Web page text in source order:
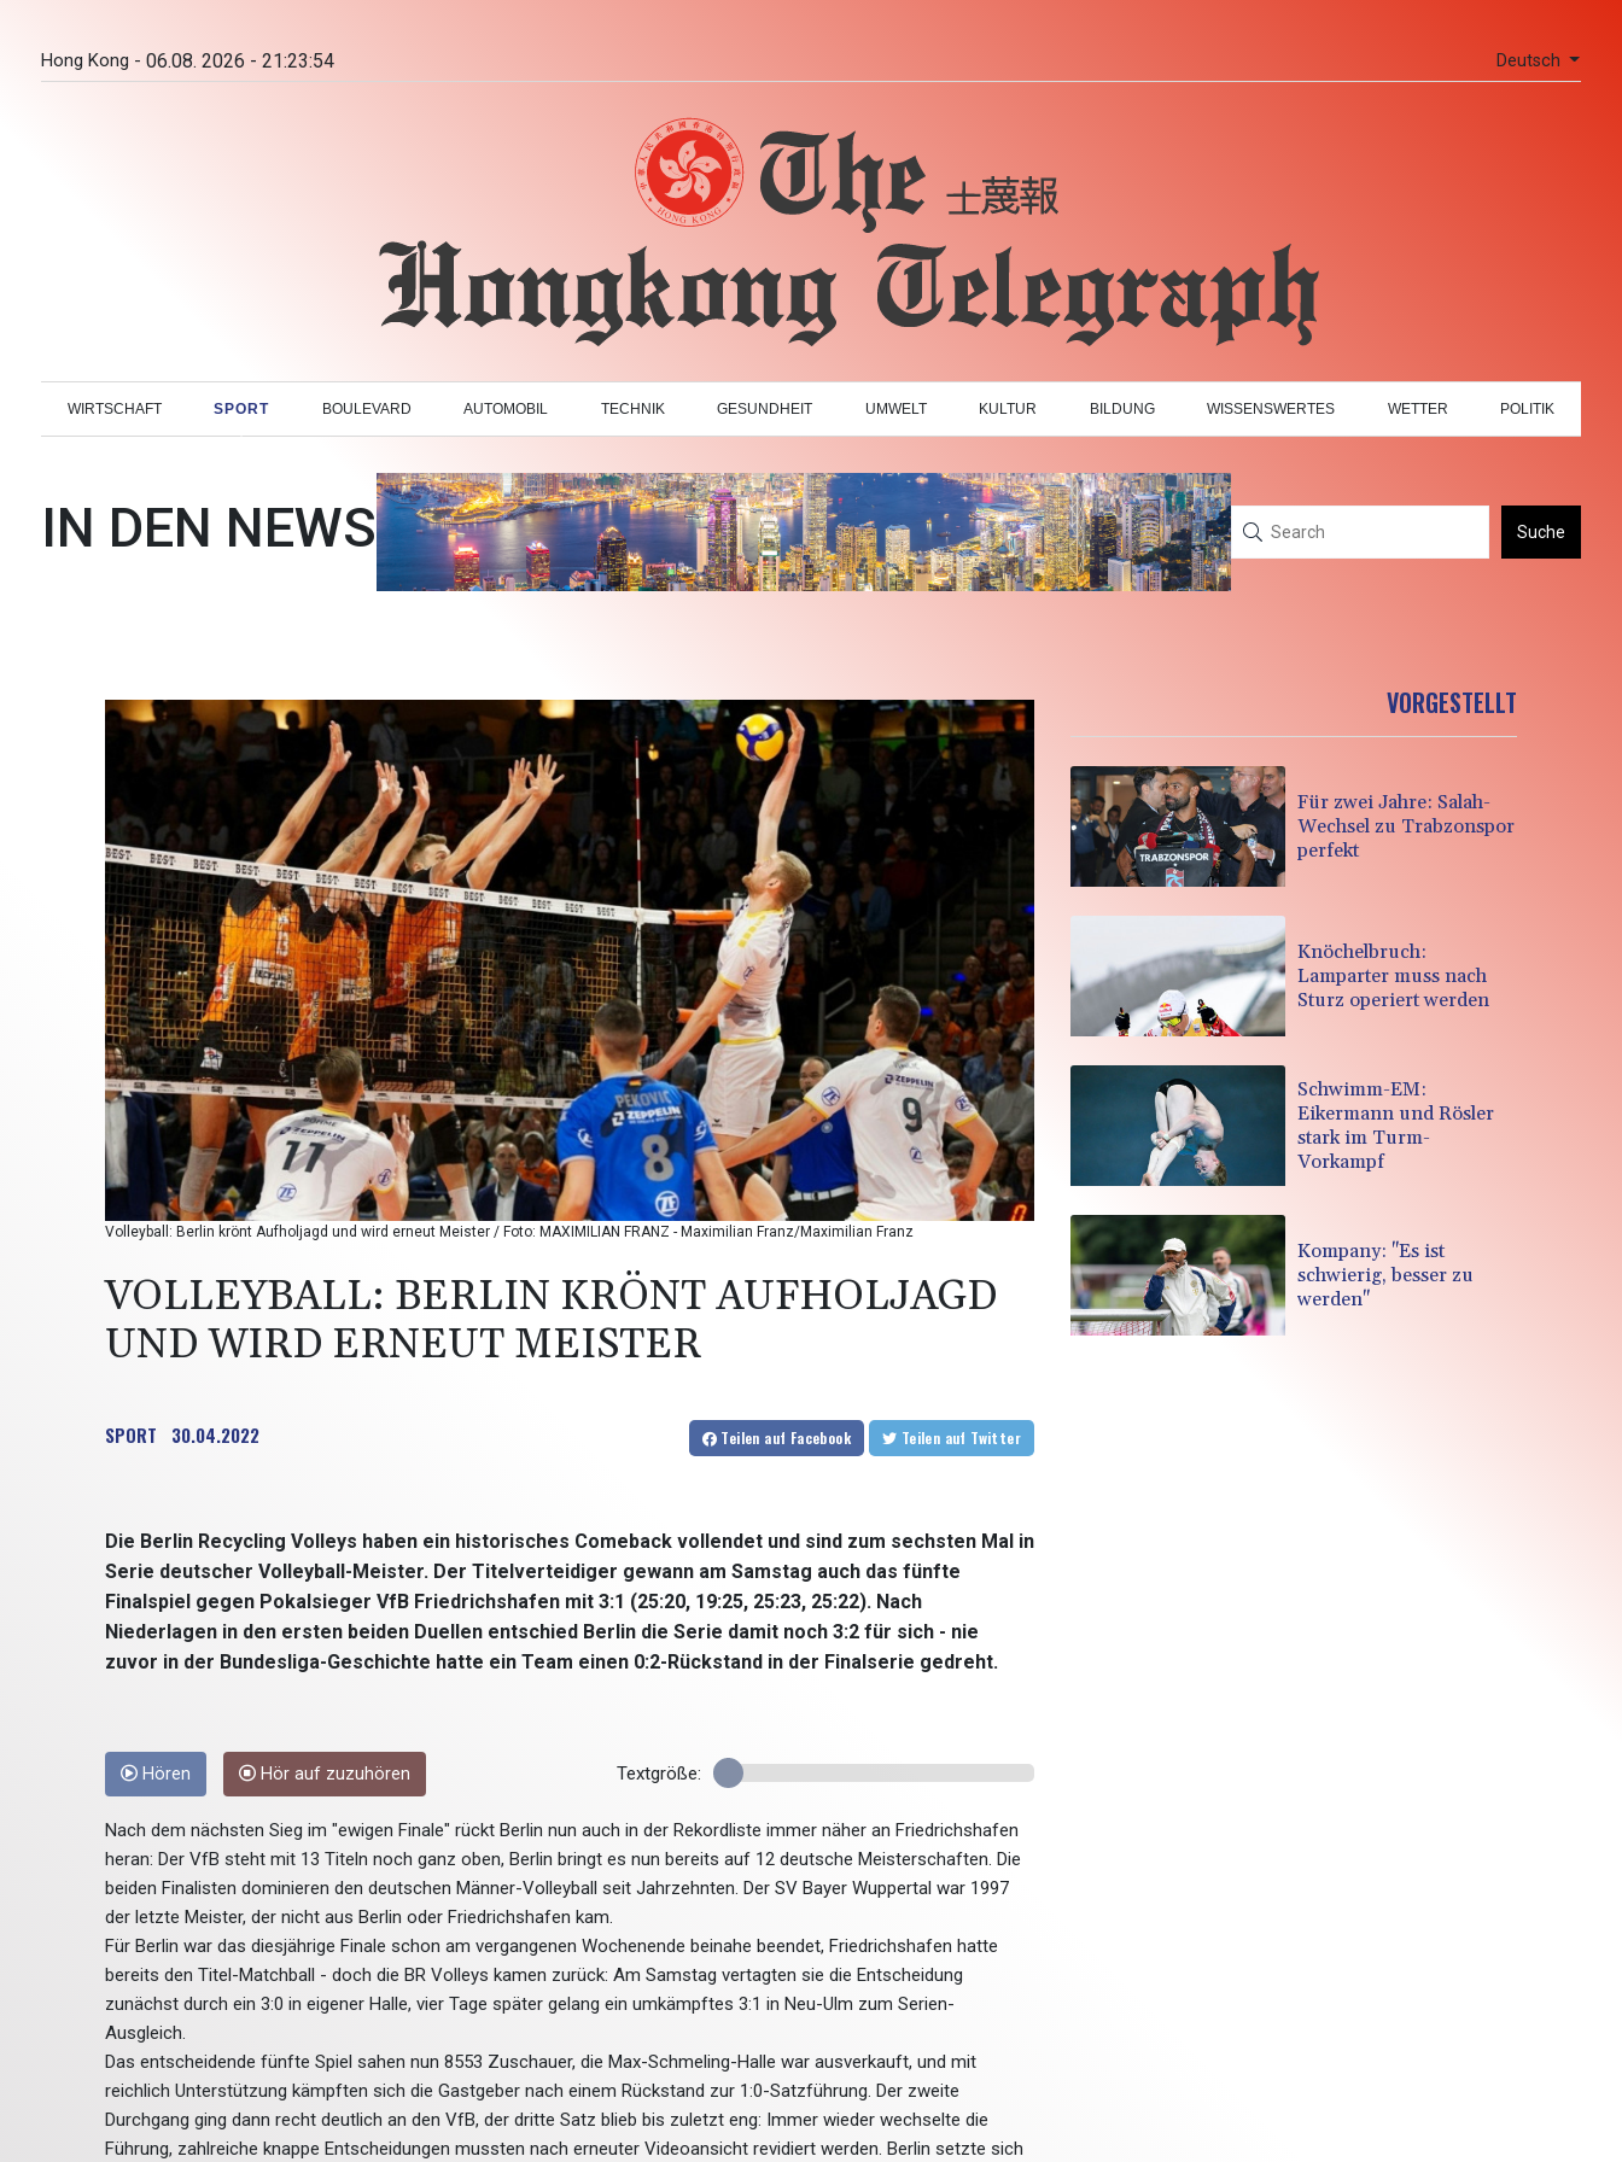
Hong Kong - 06.08. 2026 - 21:23:55 Deutsch
WIRTSCHAFT SPORT BOULEVARD AUTOMOBIL TECHNIK GESUNDHEIT UMWELT KULTUR BILDUNG WISSENSWERTES WETTER POLITIK
IN DEN NEWS Suche
Volleyball: Berlin krönt Aufholjagd und wird erneut Meister / Foto: MAXIMILIAN FRANZ - Maximilian Franz/Maximilian Franz
VOLLEYBALL: BERLIN KRÖNT AUFHOLJAGD
UND WIRD ERNEUT MEISTER
SPORT 30.04.2022 Teilen auf Facebook Teilen auf Twitter
Die Berlin Recycling Volleys haben ein historisches Comeback vollendet und sind zum sechsten Mal in
Serie deutscher Volleyball-Meister. Der Titelverteidiger gewann am Samstag auch das fünfte
Finalspiel gegen Pokalsieger VfB Friedrichshafen mit 3:1 (25:20, 19:25, 25:23, 25:22). Nach
Niederlagen in den ersten beiden Duellen entschied Berlin die Serie damit noch 3:2 für sich - nie
zuvor in der Bundesliga-Geschichte hatte ein Team einen 0:2-Rückstand in der Finalserie gedreht.
Hören Hör auf zuzuhören Textgröße:
Nach dem nächsten Sieg im "ewigen Finale" rückt Berlin nun auch in der Rekordliste immer näher an Friedrichshafen
heran: Der VfB steht mit 13 Titeln noch ganz oben, Berlin bringt es nun bereits auf 12 deutsche Meisterschaften. Die
beiden Finalisten dominieren den deutschen Männer-Volleyball seit Jahrzehnten. Der SV Bayer Wuppertal war 1997
der letzte Meister, der nicht aus Berlin oder Friedrichshafen kam.
Für Berlin war das diesjährige Finale schon am vergangenen Wochenende beinahe beendet, Friedrichshafen hatte
bereits den Titel-Matchball - doch die BR Volleys kamen zurück: Am Samstag vertagten sie die Entscheidung
zunächst durch ein 3:0 in eigener Halle, vier Tage später gelang ein umkämpftes 3:1 in Neu-Ulm zum Serien-
Ausgleich.
Das entscheidende fünfte Spiel sahen nun 8553 Zuschauer, die Max-Schmeling-Halle war ausverkauft, und mit
reichlich Unterstützung kämpften sich die Gastgeber nach einem Rückstand zur 1:0-Satzführung. Der zweite
Durchgang ging dann recht deutlich an den VfB, der dritte Satz blieb bis zuletzt eng: Immer wieder wechselte die
Führung, zahlreiche knappe Entscheidungen mussten nach erneuter Videoansicht revidiert werden. Berlin setzte sich
VORGESTELLT
Für zwei Jahre: Salah-
Wechsel zu Trabzonspor
perfekt
Knöchelbruch:
Lamparter muss nach
Sturz operiert werden
Schwimm-EM:
Eikermann und Rösler
stark im Turm-
Vorkampf
Kompany: "Es ist
schwierig, besser zu
werden"